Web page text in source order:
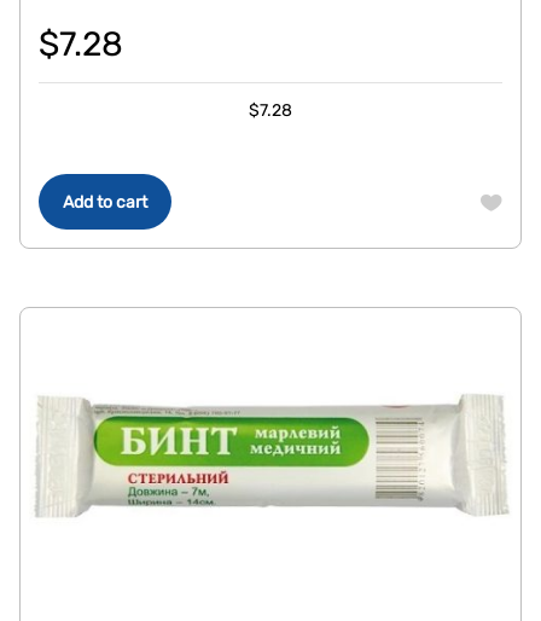
Add to cart
$7.28
$7.28